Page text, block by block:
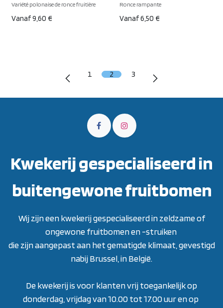
Variété polonaise de ronce fruitière
Vanaf9,60 €
Ronce rampante
Vanaf6,50 €
1 2 3
Kwekerij gespecialiseerd in
buitengewone fruitbomen
Wij zijn een kwekerij gespecialiseerd in zeldzame of
ongewone fruitbomen en -struiken
die zijn aangepast aan het gematigde klimaat, gevestigd
nabij Brussel, in België.
De kwekerij is voor klanten vrij toegankelijk op
donderdag, vrijdag van 10.00 tot 17.00 uur en op